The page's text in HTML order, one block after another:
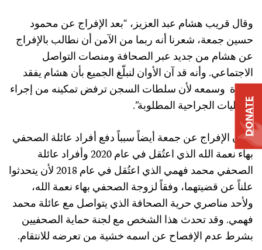
وقال قريب هشام عبد العزيز، “بعد الإفراج عن محمود
حسين جمعة، شعرنا أنه ربما من الآمن أن نطالب بالإفراج
عن هشام من جديد عبر الصحافة ومنصات التواصل
الاجتماعي. وأنه قد آن الأوان لنبلّغ الجميع بأن هشام يفقد
بصرة وسمعه لأن سلطات السجن ترفض تمكينه من إجراء
العمليات الجراحية المطلوبة”.
وكان الإفراج عن جمعة أيضاً سبباً دفع أفراد عائلة الصحفي
بهاء نعمة الله الذي اعتُقل في عام 2020 وأفراد عائلة
الصحفي محمد فهمي الذي اعتُقل في عام 2018 لأن يتحدثوا
علناً عن قضيتهما، وفقاً لزوجة الصحفي بهاء نعمة الله،
ولأحد مناصري حرية الصحافة الذي يتواصل مع عائلة محمد
فهمي. وقد تحدث هذا الشخص مع لجنة حماية الصحفيين
بشرط عدم الإفصاح عن اسمه خشية من تعرضه للانتقام.
DONATE